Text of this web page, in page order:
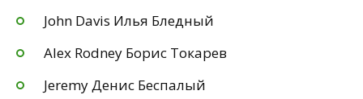
John Davis Илья Бледный
Alex Rodney Борис Токарев
Jeremy Денис Беспалый